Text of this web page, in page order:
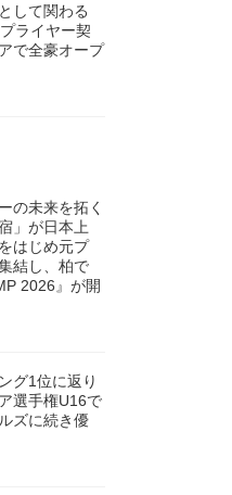
して関わる
ライヤー契
で全豪オープ
の未来を拓く
」が日本上
はじめ元プ
結し、柏で
2026』が開
グ1位に返り
選手権U16で
ズに続き優